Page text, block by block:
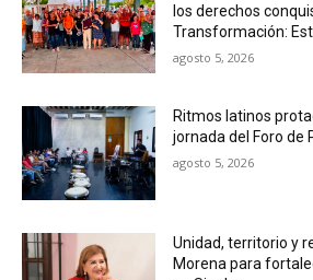
los derechos
Transformación:
agosto 5, 2026
Ritmos latinos
jornada del Foro de
agosto 5, 2026
Unidad, territorio y
Morena para